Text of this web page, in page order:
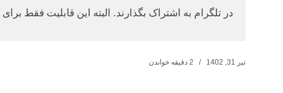
در تلگرام به اشتراک بگذارند. البته این قابلیت فقط
تیر 31, 1402